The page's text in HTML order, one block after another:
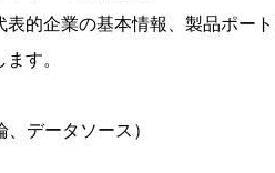
的企業の基本情報、製品ポー
す。
データソース）